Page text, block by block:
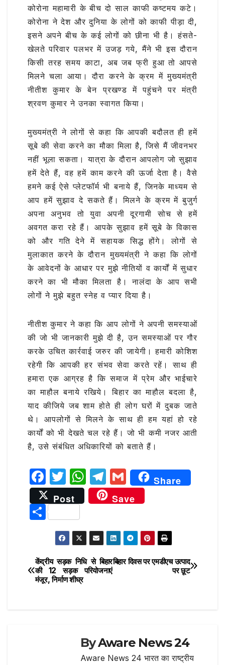
कोरोना महामारी के बीच दो साल काफी कष्टमय कटे।
कोरोना ने देश और दुनिया के लोगों को काफी पीड़ा दी,
इसने अपने बीच के कई लोगों को छीना भी है। हंसते-
खेलते परिवार पलभर में उजड़ गये, मैंने भी इस दौरान
किसी तरह समय काटा, अब जब फ्री हुआ तो आपसे
मिलने चला आया। दौरा करने के क्रम में मुख्यमंत्री
नीतीश कुमार के बेन प्रखण्ड में पहुंचने पर मंत्री
श्रवण कुमार ने उनका स्वागत किया।
मुख्यमंत्री ने लोगों से कहा कि आपकी बदौलत ही हमें
सूबे की सेवा करने का मौका मिला है, जिसे मैं जीवनभर
नहीं भूला सकता। यात्रा के दौरान आपलोग जो सुझाव
हमें देते हैं, वह हमें काम करने की ऊर्जा देता है। वैसे
हमने कई ऐसे प्लेटफॉर्म भी बनाये हैं, जिनके माध्यम से
आप हमें सुझाव दे सकते हैं। मिलने के क्रम में बुजुर्ग
अपना अनुभव तो युवा अपनी दूरगामी सोच से हमें
अवगत करा रहे हैं। आपके सुझाव हमें सूबे के विकास
को और गति देने में सहायक सिद्ध होंगे। लोगों से
मुलाकात करने के दौरान मुख्यमंत्री ने कहा कि लोगों
के आवेदनों के आधार पर मुझे नीतियों व कार्यों में सुधार
करने का भी मौका मिलता है। नालंदा के आप सभी
लोगों ने मुझे बहुत स्नेह व प्यार दिया है।
नीतीश कुमार ने कहा कि आप लोगों ने अपनी समस्याओं
की जो भी जानकारी मुझे दी है, उन समस्याओं पर गौर
करके उचित कार्रवाई जरुर की जायेगी। हमारी कोशिश
रहेगी कि आपकी हर संभव सेवा करते रहें। साथ ही
हमारा एक आग्रह है कि समाज में प्रेम और भाईचारे
का माहौल बनाये रखिये। बिहार का माहौल बदला है,
याद कीजिये जब शाम होते ही लोग घरों में दुबक जाते
थे। आपलोगों से मिलने के साथ ही हम यहां हो रहे
कार्यों को भी देखते चल रहे हैं। जो भी कमी नजर आती
है, उसे संबंधित अधिकारियों को बताते हैं।
F
a
c
e
b
o
o
k
T
w
it
te
r
W
h
at
A
p
p
T
el
e
ra
m
G
m
ai
Share
Post
Save
S
h
ar
e
Post
navigation
बिहार दिवस पर एमडीएच उत्पाद
पर छूट
केंद्रीय सड़क निधि से बिहार
की 12 सड़क परियोजनाएं
मंजूर, निर्माण शीघ्र
ByAware News 24
Aware News 24 भारत का राष्ट्रीय